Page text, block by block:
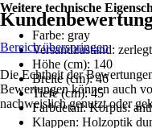
Weitere technische
Farbe: gray
Versandzustand: zerlegt
Höhe (cm): 140
Breite (cm): 46
Tiefe (cm): 45
Farbdetail: Korpus:
Klappen: Holzoptik
Bereich überspringen
Die Echtheit der
Bewertungen können auch
nachweislich genutzt oder